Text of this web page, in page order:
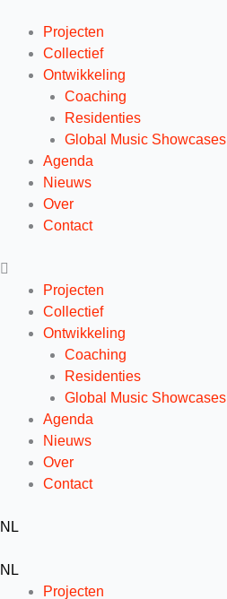
inhoud
Projecten
Collectief
Ontwikkeling
Coaching
Residenties
Global Music Showcases
Agenda
Nieuws
Over
Contact
Projecten
Collectief
Ontwikkeling
Coaching
Residenties
Global Music Showcases
Agenda
Nieuws
Over
Contact
NL
NL
Projecten